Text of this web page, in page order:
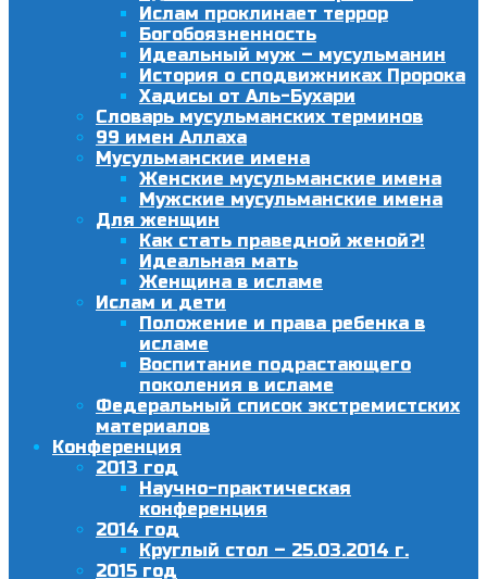
Ислам проклинает террор
Богобоязненность
Идеальный муж – мусульманин
История о сподвижниках Пророка
Хадисы от Аль-Бухари
Словарь мусульманских терминов
99 имен Аллаха
Мусульманские имена
Женские мусульманские имена
Мужские мусульманские имена
Для женщин
Как стать праведной женой?!
Идеальная мать
Женщина в исламе
Ислам и дети
Положение и права ребенка в
исламе
Воспитание подрастающего
поколения в исламе
Федеральный список экстремистских
материалов
Конференция
2013 год
Научно-практическая
конференция
2014 год
Круглый стол – 25.03.2014 г.
2015 год